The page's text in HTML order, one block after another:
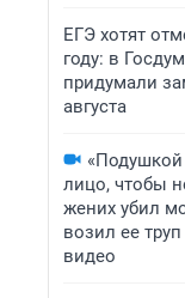
ЕГЭ хотят
году: в
придумали
августа
лицо, чтобы
жених убил
возил ее
видео